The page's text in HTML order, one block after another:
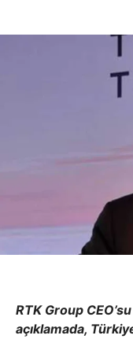
RTK Group
açıklamada,